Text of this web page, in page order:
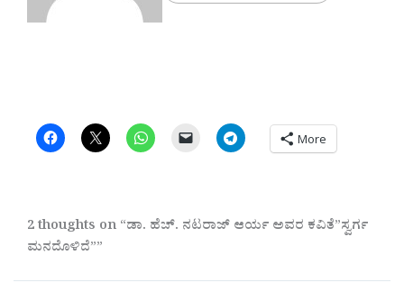
More
2 thoughts on “ಡಾ. ಹೆಚ್. ನಟರಾಜ್ ಆರ್ಯ‌ ಅವರ ಕವಿತೆ”ಸ್ವರ್ಗ
ಮನದೊಳಿದೆ””